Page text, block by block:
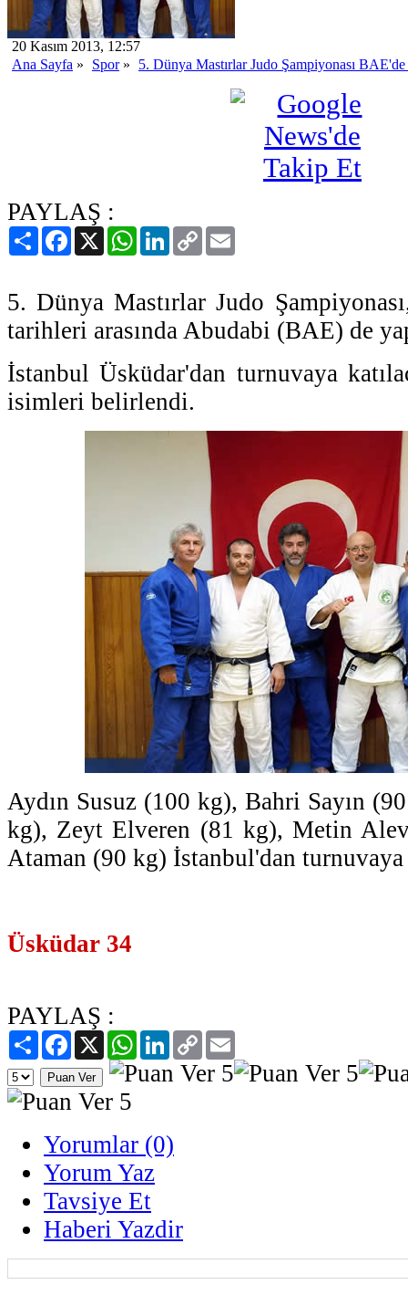
20 Kasım 2013, 12:57
Ana Sayfa » Spor» 5. Dünya Mastırlar Judo Şampiyonası BAE'de
PAYLAŞ :
PaylaşFacebook
X WhatsAppLinkedIn
Copy
Link
5. Dünya Mastırlar Judo
tarihleri arasında Abudabi (BAE) de
İstanbul Üsküdar'dan turnuvaya
isimleri belirlendi.
Aydın Susuz (100 kg), Bahri Sayın
kg), Zeyt Elveren (81 kg), Metin
Ataman (90 kg) İstanbul'dan
Üsküdar 34
PAYLAŞ :
PaylaşFacebook
X WhatsAppLinkedIn
Copy
Link
Yorumlar (0)
Yorum Yaz
Tavsiye Et
Haberi Yazdir